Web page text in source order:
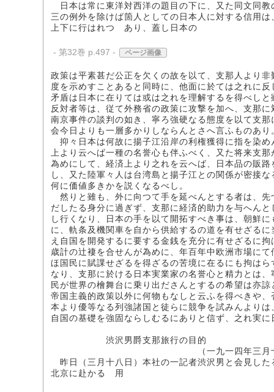
日本は常に東洋対西洋の題目の下に、又た同文同
三の例外を除けば箇人としての日本人に対する信用
上下に行はれつゝあり、蓋し日本の
- 第32巻 p.497 - ページ画像
政策は平素甚だ公正を欠くの故を以て、支那人より
度を示めすことあると同時に、他面に於ては之れに
矛盾は日本に在りては或は之れを理解するを得べし
反対者等は、従て外務省の政策に攻撃を加へ、支那
南京事件の談判の如き、寧ろ強硬なる態度を以て支
会今日よりも一層多かりしならんとさへ言ふものあり
抑々日本は何故に揚子江沿岸の利権獲得に指を染
上より云へば一種の名誉心も伴ふべく、又た将来支
為めにして、経済上より之れを云へば、日本品の販
し、又た陸軍々人は台湾島と揚子江との関係が密接
何に価値多きかを説くなるべし。
然りと雖も、外に向つて手を延べんとする者は、
だしたる身分に過ぎず、支那に経済的助力を与へん
し行くなり、日本の手を以て開拓すべき事は、朝鮮
に、軌条及機関車を自から供給するの道を有せざる
え自国を開発するに要する金銭を充分に有せざるに
歳計の辻褄を合せんが為めに、年百年中欧洲市場に
ほ国民に賦課せざるを得ざるの苦境に在るにも拘は
なり、支那に於ける日本実業家の名誉心と精力とは
民が世界の檜舞台に乗り出ださんとするの希望は亦
帝国主義的政策以外に何物もなしと云ふを得べきや
本より優等なる列強諸国と徒らに競争を試みんより
自国の基礎を強固ならしむるにありと信ず、之れ実
渋沢男爵支那旅行の目的
（一九一四年三月十九日発行「ジ
昨日（三月十八日）本社の一記者渋沢男と会見し
北京に赴かるゝ用